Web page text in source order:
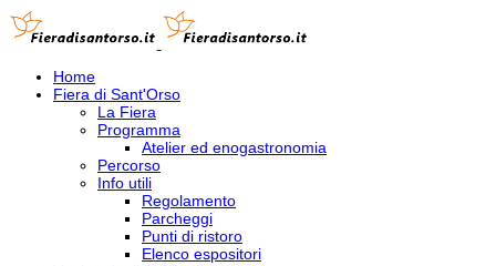
Home
Fiera di Sant'Orso
La Fiera
Programma
Atelier ed enogastronomia
Percorso
Info utili
Regolamento
Parcheggi
Punti di ristoro
Elenco espositori